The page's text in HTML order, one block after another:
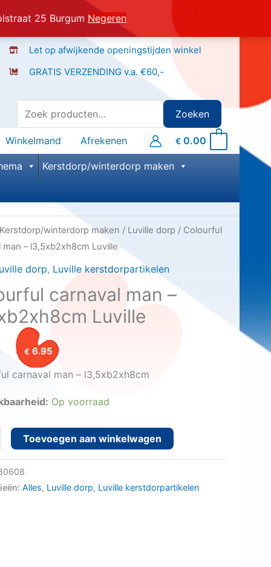
25 Burgum Negeren
Let op afwijkende openingstijden winkel
GRATIS VERZENDING v.a. €60,-
Zoeken
Zoeken
Winkelmand Afrekenen € 0.00
Kerstdorp/winterdorp maken
Kerstdorp/winterdorp maken / Luville dorp / Colourful
man – l3,5xb2xh8cm Luville
dorp, Luville kerstdorpartikelen
carnaval man –
Luville
Oorspronkelijke
prijs
was:
€8.95.
€ 6.95
prijs
is:
€6.95.
carnaval man – l3,5xb2xh8cm
Op voorraad
Toevoegen aan winkelwagen
Alles, Luville dorp, Luville kerstdorpartikelen